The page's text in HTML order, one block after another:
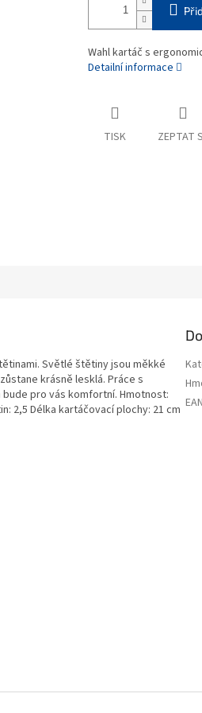
Wahl kartáč s
Detailní informace
TISK ZEPTAT
Světlé štětiny jsou měkké
krásně lesklá. Práce s
pro vás komfortní. Hmotnost:
2,5 Délka kartáčovací plochy: 21 cm EAN